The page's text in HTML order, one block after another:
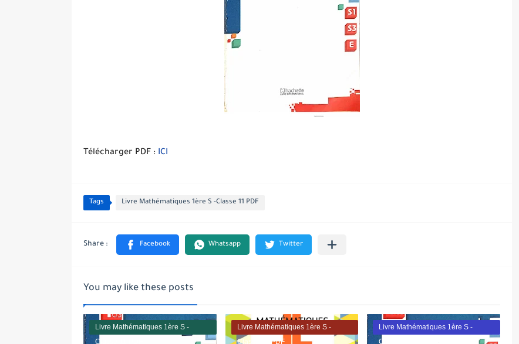
Télécharger PDF : ICI
Tags Livre Mathématiques 1ère S -Classe 11 PDF
You may like these posts
Livre Mathématiques 1ère S -
Classe 11 PDF
Livre Mathématiques 1ère S -
Classe 11 PDF
Livre Mathématiques 1ère S -
Classe 11 PDF